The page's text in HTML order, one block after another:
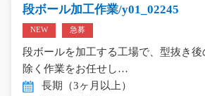
段ボール加工作業/y01_02245
NEW 急募
段ボールを加工する工場で、型抜き後
除く作業をお任せし…
長期（3ヶ月以上）